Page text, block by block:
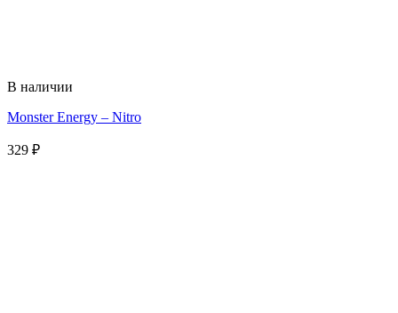
В наличии
Monster Energy – Nitro
329 ₽